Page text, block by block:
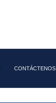
CONTÁCTENOS